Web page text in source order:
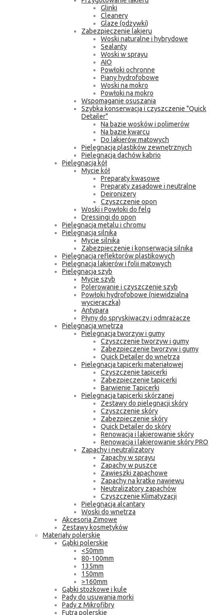
Glinki
Cleanery
Glaze (odżywki)
Zabezpieczenie lakieru
Woski naturalne i hybrydowe
Sealanty
Woski w sprayu
AIO
Powłoki ochronne
Piany hydrofobowe
Woski na mokro
Powłoki na mokro
Wspomaganie osuszania
Szybka konserwacja i czyszczenie "Quick
Detailer"
Na bazie wosków i polimerów
Na bazie kwarcu
Do lakierów matowych
Pielęgnacja plastików zewnętrznych
Pielęgnacja dachów kabrio
Pielęgnacja kół
Mycie kół
Preparaty kwasowe
Preparaty zasadowe i neutralne
Deironizery
Czyszczenie opon
Woski i Powłoki do felg
Dressingi do opon
Pielęgnacja metalu i chromu
Pielęgnacja silnika
Mycie silnika
Zabezpieczenie i konserwacja silnika
Pielęgnacja reflektorów plastikowych
Pielęgnacja lakierów i folii matowych
Pielęgnacja szyb
Mycie szyb
Polerowanie i czyszczenie szyb
Powłoki hydrofobowe (niewidzialna
wycieraczka)
Antypara
Płyny do spryskiwaczy i odmrażacze
Pielęgnacja wnętrza
Pielęgnacja tworzyw i gumy
Czyszczenie tworzyw i gumy
Zabezpieczenie tworzyw i gumy
Quick Detailer do wnętrza
Pielęgnacja tapicerki materiałowej
Czyszczenie tapicerki
Zabezpieczenie tapicerki
Barwienie Tapicerki
Pielęgnacja tapicerki skórzanej
Zestawy do pielęgnacji skóry
Czyszczenie skóry
Zabezpieczenie skóry
Quick Detailer do skóry
Renowacja i lakierowanie skóry
Renowacja i lakierowanie skóry PRO
Zapachy i neutralizatory
Zapachy w sprayu
Zapachy w puszce
Zawieszki zapachowe
Zapachy na kratkę nawiewu
Neutralizatory zapachów
Czyszczenie Klimatyzacji
Pielęgnacja alcantary
Woski do wnętrza
Akcesoria Zimowe
Zestawy kosmetyków
Materiały polerskie
Gąbki polerskie
<50mm
80-100mm
135mm
150mm
>160mm
Gąbki stożkowe i kule
Pady do usuwania morki
Pady z Mikrofibry
Futra polerskie